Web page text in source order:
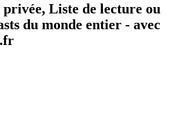
Liste de lecture ou
du monde entier - avec